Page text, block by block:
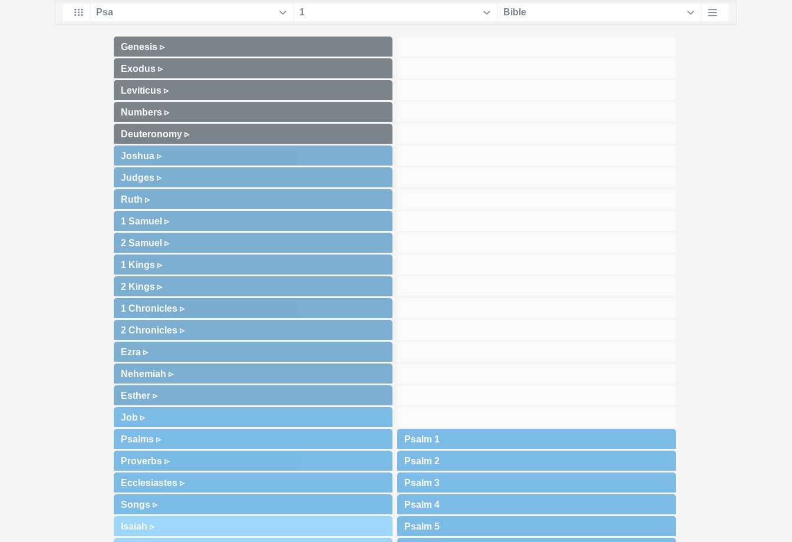
Genesis ▹
Exodus ▹
Leviticus ▹
Numbers ▹
Deuteronomy ▹
Joshua ▹
Judges ▹
Ruth ▹
1 Samuel ▹
2 Samuel ▹
1 Kings ▹
2 Kings ▹
1 Chronicles ▹
2 Chronicles ▹
Ezra ▹
Nehemiah ▹
Esther ▹
Job ▹
Psalms ▹
Proverbs ▹
Ecclesiastes ▹
Songs ▹
Isaiah ▹